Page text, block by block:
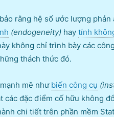
rằng hệ số ước lượng phản
(endogeneity) hay tính
không chỉ trình bày các
thách thức đó.
mẽ như biến công cụ
các đặc điểm cố hữu không
chi tiết trên phần mềm